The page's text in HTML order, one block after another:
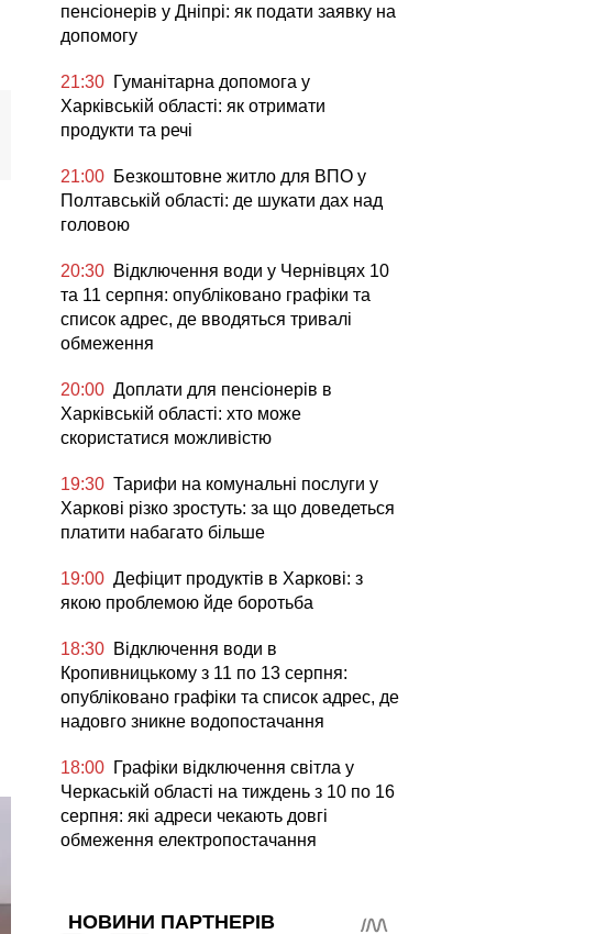
пенсіонерів у Дніпрі: як подати заявку на
допомогу
21:30 Гуманітарна допомога у
Харківській області: як отримати
продукти та речі
21:00 Безкоштовне житло для ВПО у
Полтавській області: де шукати дах над
головою
20:30 Відключення води у Чернівцях 10
та 11 серпня: опубліковано графіки та
список адрес, де вводяться тривалі
обмеження
20:00 Доплати для пенсіонерів в
Харківській області: хто може
скористатися можливістю
19:30 Тарифи на комунальні послуги у
Харкові різко зростуть: за що доведеться
платити набагато більше
19:00 Дефіцит продуктів в Харкові: з
якою проблемою йде боротьба
18:30 Відключення води в
Кропивницькому з 11 по 13 серпня:
опубліковано графіки та список адрес, де
надовго зникне водопостачання
18:00 Графіки відключення світла у
Черкаській області на тиждень з 10 по 16
серпня: які адреси чекають довгі
обмеження електропостачання
НОВИНИ ПАРТНЕРІВ